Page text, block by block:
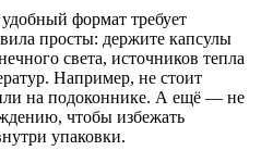
формат требует
просты: держите капсулы
света, источников тепла
Например, не стоит
на подоконнике. А ещё — не
чтобы избежать
упаковки.